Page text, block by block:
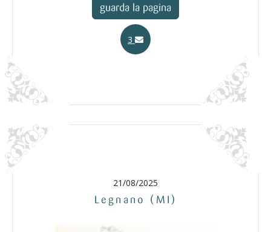
guarda la pagina
3
21/08/2025
Legnano (MI)